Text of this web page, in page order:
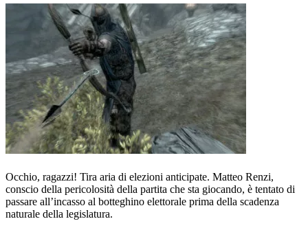
Occhio, ragazzi! Tira aria di elezioni anticipate. Matteo Renzi,
conscio della pericolosità della partita che sta giocando, è tentato di
passare all’incasso al botteghino elettorale prima della scadenza
naturale della legislatura.